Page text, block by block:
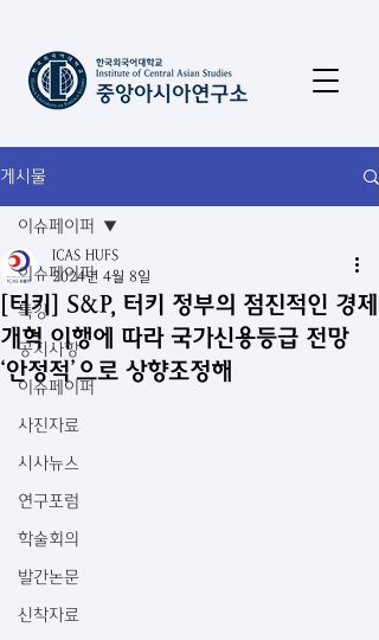
게시물
이슈페이퍼
특강
공지사항
이슈페이퍼
사진자료
시사뉴스
연구포럼
학술회의
발간논문
신착자료
이슈페이퍼
[터키] S&P, 터키 정부의 점진적인 경제
개혁 이행에 따라 국가신용등급 전망
‘안정적’으로 상향조정해
ICAS HUFS
2024년 4월 8일